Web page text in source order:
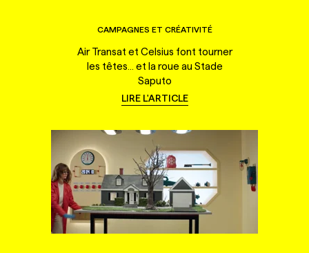
CAMPAGNES ET CRÉATIVITÉ
Air Transat et Celsius font tourner
les têtes... et la roue au Stade
Saputo
LIRE L'ARTICLE